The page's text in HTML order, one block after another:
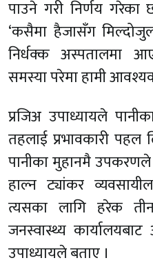
पाउने गरी निर्णय गरेका
‘कसैमा हैजासँग
निर्धक्क अस्पतालमा
समस्या परेमा हामी
प्रजिअ उपाध्यायले
तहलाई प्रभावकारी पहल
पानीका मुहानमै उपकरणले
हाल्न ट्यांकर
त्यसका लागि हरेक
जनस्वास्थ्य
उपाध्यायले बताए ।